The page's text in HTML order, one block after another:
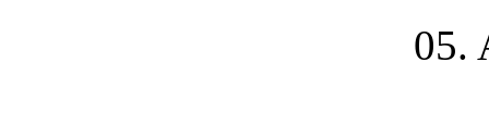
05.